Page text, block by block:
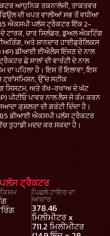
ਆਧੁਨਿਕ ਤਕਨਾਲੋਜੀ, ਤਾਕਤਵਰ
ਦੀ ਖਪਤ ਵਾਲੀਆਂ ਸਭ ਤੋਂ ਵਧੀਆ
ਐਕਸਪੀ ਪਲੱਸ ਟ੍ਰੈਕਟਰ ਇੱਕ 2-
ਟਾਰਕ, ਚਾਰ ਸਿਲੰਡਰ, ਡੁਅਲ ਐਕਟਿੰਗ
ਅਤੇ ਸ਼ਾਨਦਾਰ ਹਾਈਡ੍ਰੌਲਿਕਸ
HP) ਡੀਆਈ ਈਐਲੈਸ ਇੰਜਣ ਦੇ ਨਾਲ
ਛੇ ਸਾਲਾਂ ਦੀ ਵਾਰੰਟੀ ਦੇ ਨਾਲ
ਦਾ ਪਹਿਲਾ ਹੈ। ਇਸ ਤੋਂ ਇਲਾਵਾ, ਇਸ
ਉੱਚ ਸਟੀਕ
ਸਿਸਟਮ, ਅਤੇ ਰੱਖ-ਰਖਾਅ ਦੇ ਘੱਟ
ਪੀਟੀਓ ਪਾਵਰ ਨਾਲ ਲੈਸ ਜੋ ਕੰਮ ਕਰਨ
ਕੁਸ਼ਲਤਾ ਦੀ ਗਰੰਟੀ ਦਿੰਦਾ ਹੈ।
ਡੀਆਈ ਐਕਸਪੀ ਪਲੱਸ ਟ੍ਰੈਕਟਰ
ਤੁਹਾਡੀ ਮਦਦ ਕਰ ਸਕਦਾ ਹੈ।
ਟ੍ਰੈਕਟਰ
ਪਿਛਲੇ ਟਾਇਰ ਦਾ
ਆਕਾਰ
378.46
ਮਿਲੀਮੀਟਰ x
711.2 ਮਿਲੀਮੀਟਰ